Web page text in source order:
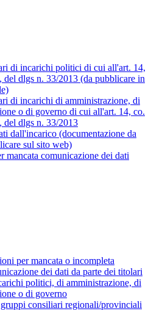
di incarichi politici di cui all'art. 14,
del dlgs n. 33/2013 (da pubblicare in
di incarichi di amministrazione, di
o di governo di cui all'art. 14, co.
del dlgs n. 33/2013
dall'incarico (documentazione da
sul sito web)
mancata comunicazione dei dati
per mancata o incompleta
dei dati da parte dei titolari
politici, di amministrazione, di
o di governo
consiliari regionali/provinciali